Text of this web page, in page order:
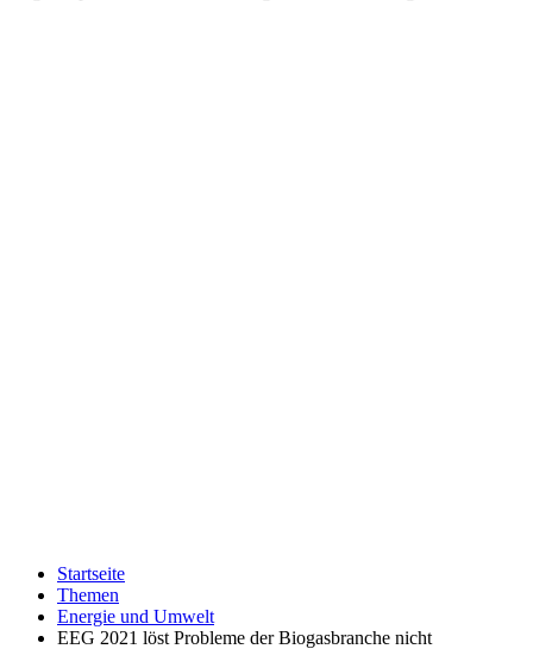
Startseite
Themen
Energie und Umwelt
EEG 2021 löst Probleme der Biogasbranche nicht